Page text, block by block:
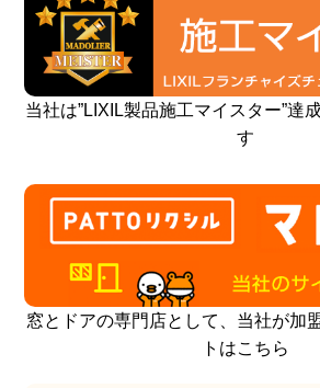
当社は”LIXIL製品施工マイスター”達
す
窓とドアの専門店として、当社が加
トはこちら